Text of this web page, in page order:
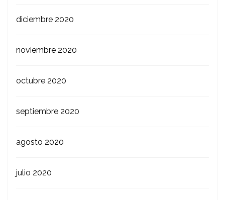
diciembre 2020
noviembre 2020
octubre 2020
septiembre 2020
agosto 2020
julio 2020